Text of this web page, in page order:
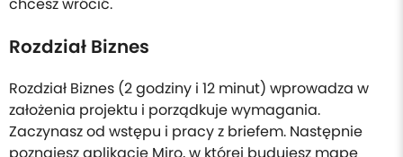
Rozdział Biznes
Rozdział Biznes (2 godziny i 12 minut) wprowadza w
założenia projektu i porządkuje wymagania.
Zaczynasz od wstępu i pracy z briefem. Następnie